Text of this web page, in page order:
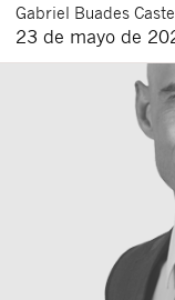
Gabriel Buades
23 de mayo de